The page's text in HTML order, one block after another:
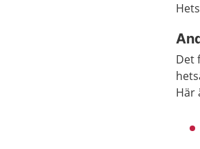
Det
Här